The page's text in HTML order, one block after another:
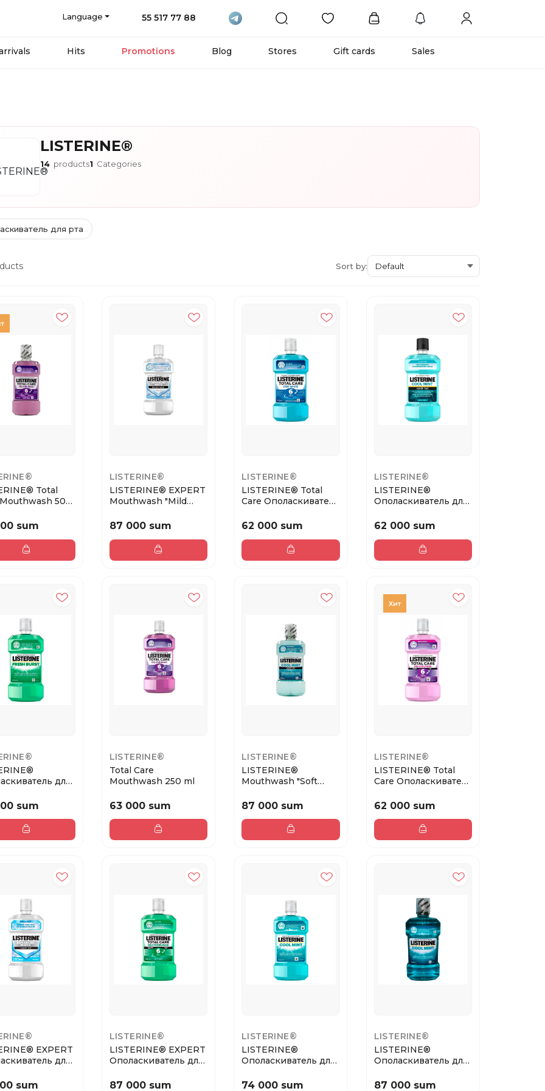
Language 55 517 77 88
Hits Promotions Blog Stores Gift cards Sales
LISTERINE®
14 products1 Categories
для рта
Sort by:
Total
500
sum
LISTERINE®
LISTERINE® EXPERT
Mouthwash "Mild
87 000 sum
LISTERINE®
LISTERINE® Total
Care Ополаскиватель
62 000 sum
LISTERINE®
LISTERINE®
Ополаскиватель для
...
62 000 sum
для
sum
LISTERINE®
Total Care
Mouthwash 250 ml
63 000 sum
LISTERINE®
LISTERINE®
Mouthwash "Soft
(TR)
87 000 sum
LISTERINE®
LISTERINE® Total
Care Ополаскиватель
62 000 sum
EXPERT
для
sum
LISTERINE®
LISTERINE® EXPERT
Ополаскиватель для
87 000 sum
LISTERINE®
LISTERINE®
Ополаскиватель для
...
74 000 sum
LISTERINE®
LISTERINE®
Ополаскиватель для
...
87 000 sum